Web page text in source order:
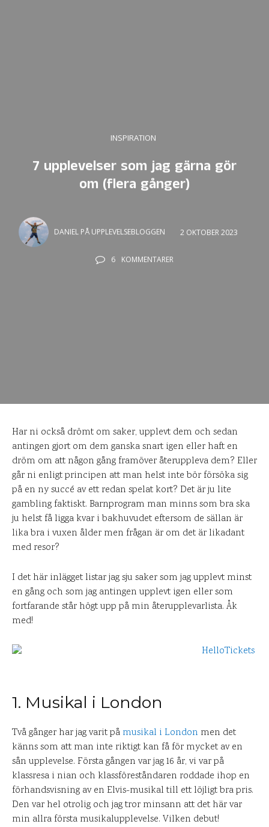
INSPIRATION
7 upplevelser som jag gärna gör
om (flera gånger)
DANIEL PÅ UPPLEVELSEBLOGGEN 2 OKTOBER 2023
6 KOMMENTARER
Har ni också drömt om saker, upplevt dem och sedan
antingen gjort om dem ganska snart igen eller haft en
dröm om att någon gång framöver återuppleva dem? Eller
går ni enligt principen att man helst inte bör försöka sig
på en ny succé av ett redan spelat kort? Det är ju lite
gambling faktiskt. Barnprogram man minns som bra ska
ju helst få ligga kvar i bakhuvudet eftersom de sällan är
lika bra i vuxen ålder men frågan är om det är likadant
med resor?
I det här inlägget listar jag sju saker som jag upplevt minst
en gång och som jag antingen upplevt igen eller som
fortfarande står högt upp på min återupplevarlista. Åk
med!
1. Musikal i London
Två gånger har jag varit på musikal i London men det
känns som att man inte riktigt kan få för mycket av en
sån upplevelse. Första gången var jag 16 år, vi var på
klassresa i nian och klassföreståndaren roddade ihop en
förhandsvisning av en Elvis-musikal till ett löjligt bra pris.
Den var hel otrolig och jag tror minsann att det här var
min allra första musikalupplevelse. Vilken debut!